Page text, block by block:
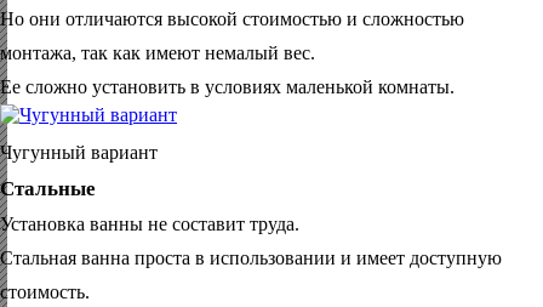
Но они отличаются высокой стоимостью и сложностью
монтажа, так как имеют немалый вес.
Ее сложно установить в условиях маленькой комнаты.
Чугунный вариант
Стальные
Установка ванны не составит труда.
Стальная ванна проста в использовании и имеет доступную
стоимость.